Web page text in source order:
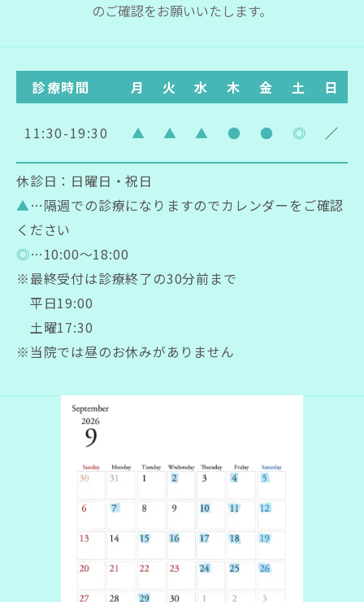
のご確認をお願いいたします。
診療時間 月 火 水 木 金 土 日
11:30-19:30 ▲ ▲ ▲ ● ● ◎ ／
休診日：日曜日・祝日
▲…隔週での診療になりますのでカレンダーをご確認
ください
◎…10:00～18:00
※最終受付は診療終了の30分前まで
平日19:00
土曜17:30
※当院では昼のお休みがありません